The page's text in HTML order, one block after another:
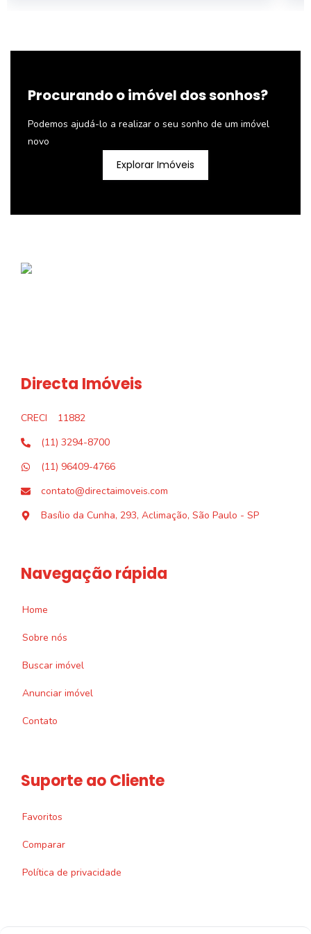
Procurando o imóvel dos sonhos?
Podemos ajudá-lo a realizar o seu sonho de um imóvel
novo
Explorar Imóveis
Directa Imóveis
CRECI
11882
(11) 3294-8700
(11) 96409-4766
contato@directaimoveis.com
Basílio da Cunha, 293, Aclimação, São Paulo - SP
Navegação rápida
Home
Sobre nós
Buscar imóvel
Anunciar imóvel
Contato
Suporte ao Cliente
Favoritos
Comparar
Política de privacidade